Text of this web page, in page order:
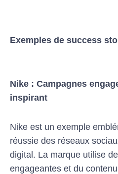
Exemples de success
Nike : Campagnes
inspirant
Nike est un exemple
réussie des réseaux
digital. La marque utilise
engageantes et du